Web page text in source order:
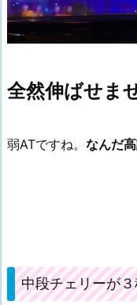
全然伸ばせま
弱ATですね。 なんだ高
中段チェリーが